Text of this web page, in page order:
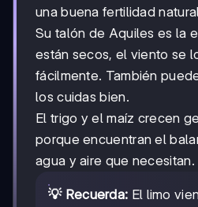
una buena fertilidad
Su talón de Aquiles es la
están secos, el viento se
fácilmente. También
los cuidas bien.
El trigo y el maíz crecen
porque encuentran el
agua y aire que necesitan.
💡 Recuerda: El limo